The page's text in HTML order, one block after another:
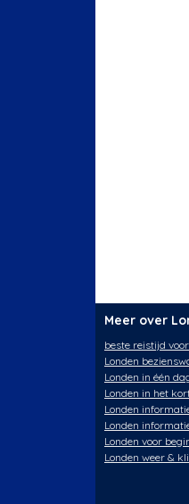
Meer over
beste reistijd
Londen
Londen in één
Londen in het
Londen
Londen
Londen voor
Londen weer &